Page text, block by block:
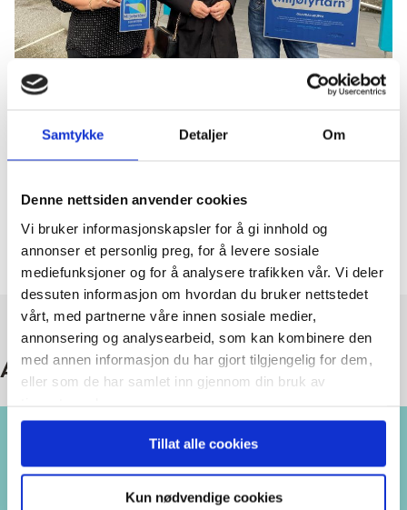
Samtykke Detaljer Om
Denne nettsiden anvender cookies
Vi bruker informasjonskapsler for å gi innhold og
annonser et personlig preg, for å levere sosiale
mediefunksjoner og for å analysere trafikken vår. Vi deler
dessuten informasjon om hvordan du bruker nettstedet
vårt, med partnerne våre innen sosiale medier,
annonsering og analysearbeid, som kan kombinere den
med annen informasjon du har gjort tilgjengelig for dem,
eller som de har samlet inn gjennom din bruk av
Tillat alle cookies
Kun nødvendige cookies
Gravdalgruppa er Miljøfyrtårn!
– Dette er ei fjør i hatten for Gravdal, sa
ordførar Jenny Følling då ho overleverte
plaketten som viser at…
Nytt fra Hellvik Hus
Ansatte